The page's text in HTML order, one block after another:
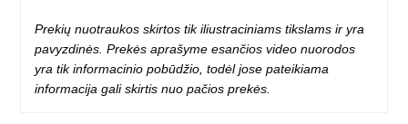
Prekių nuotraukos skirtos tik iliustraciniams tikslams ir yra
pavyzdinės. Prekės aprašyme esančios video nuorodos
yra tik informacinio pobūdžio, todėl jose pateikiama
informacija gali skirtis nuo pačios prekės.